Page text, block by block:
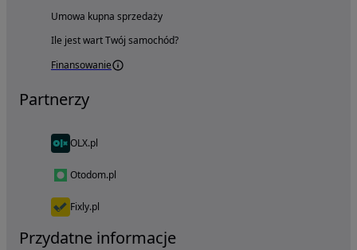
Umowa kupna sprzedaży
Ile jest wart Twój samochód?
Finansowanie
Partnerzy
OLX.pl
Otodom.pl
Fixly.pl
Przydatne informacje